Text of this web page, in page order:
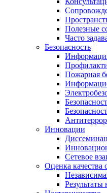
Полезные
Часто
Безопасность
Пожарная
Инновации
Сетевое
Оценка качества
Результаты